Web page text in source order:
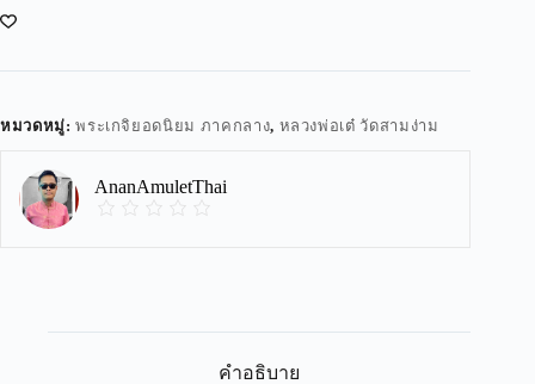
หมวดหมู่:พระเกจิยอดนิยม ภาคกลาง, หลวงพ่อเต๋ วัดสามง่าม
AnanAmuletThai
คำอธิบาย